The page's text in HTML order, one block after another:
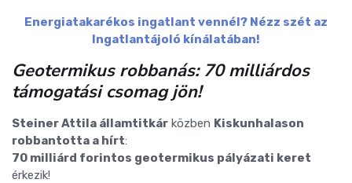
Energiatakarékos ingatlant vennél? Nézz szét az
Ingatlantájoló kínálatában!
Geotermikus robbanás: 70 milliárdos
támogatási csomag jön!
Steiner Attila államtitkár közben Kiskunhalason
robbantotta a hírt:
70 milliárd forintos geotermikus pályázati keret
érkezik!